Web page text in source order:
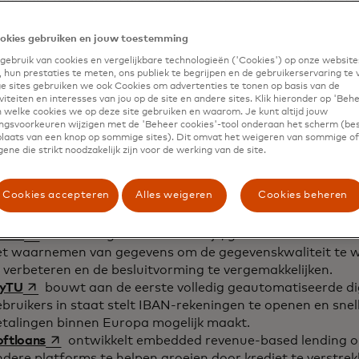
Storeopens in a new tab
biedt slimme verkoopautomaten aan
opens in a new tab
is een SaaS-platform om een kredietportefeuille
schuldfondsen en hun administratieve agenten
door digitaal te werken.
staten
opens in a new tab
is een app voor persoonlijke financiën in de
helpt geld te besparen en betere financiële
biedt een gebruiksvriendelijk, geautomatiseerd
waarnemen van gegevens om de gegevenskwaliteit te
verbeteren en de besluitvorming te vergemakkelijken.
opens in a new tab
bouwt aan de eerste volledig geautomatiseerde
in staat stelt IBAN-rekeningen te openen en
binnen Europa mogelijk maakt.
opens in a new tab
ontwikkelt embedded revenue-based lending
gebruiken en jouw toestemming
van cookies en vergelijkbare technologieën ('Cookies') op onze
hun prestaties te meten, ons publiek te begrijpen en de gebruikerservaring te
sites gebruiken we ook Cookies om advertenties te tonen op basis van de
en interesses van jou op de site en andere sites. Klik hieronder op
welke cookies we op deze site gebruiken en waarom. Je kunt altijd jouw
wijzigen met de 'Beheer cookies'-tool onderaan het scherm
van een knop op sommige sites). Dit omvat het weigeren van sommige of
die strikt noodzakelijk zijn voor de werking van de site.
Cookies accepteren Alles weigeren Cookies beheren